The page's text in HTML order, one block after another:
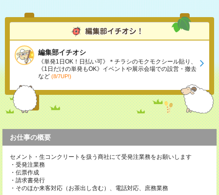
編集部イチオシ
《単発1日OK！日払い可》＊チラシのモクモクシール貼り、
《1日だけの単発もOK》イベントや展示会場での設営・撤去
など (8/7UP!)
お仕事の概要
セメント・生コンクリートを扱う商社にて受発注業務をお願いします
・受発注業務
・伝票作成
・請求書発行
・そのほか来客対応（お茶出し含む）、電話対応、庶務業務